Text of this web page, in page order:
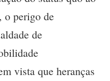
o perigo de
de
vista que heranças